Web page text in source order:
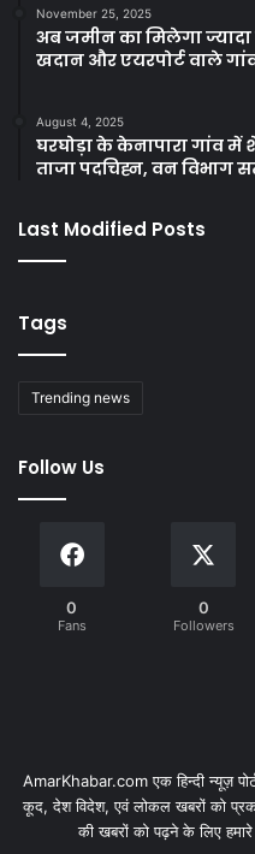
November 25, 2025
अब जमीन का मिलेगा
खदान और एयरपोर्ट वाले
August 4, 2025
घरघोड़ा के केनापारा गांव
ताजा पदचिह्न, वन विभाग
Last Modified Posts
Tags
Trending news
Follow Us
0
Fans
0
Followers
AmarKhabar.com एक हिन्दी न्यूज़
कूद, देश विदेश, एवं लोकल खबरों को
की खबरों को पढ़ने के लिए हमारे